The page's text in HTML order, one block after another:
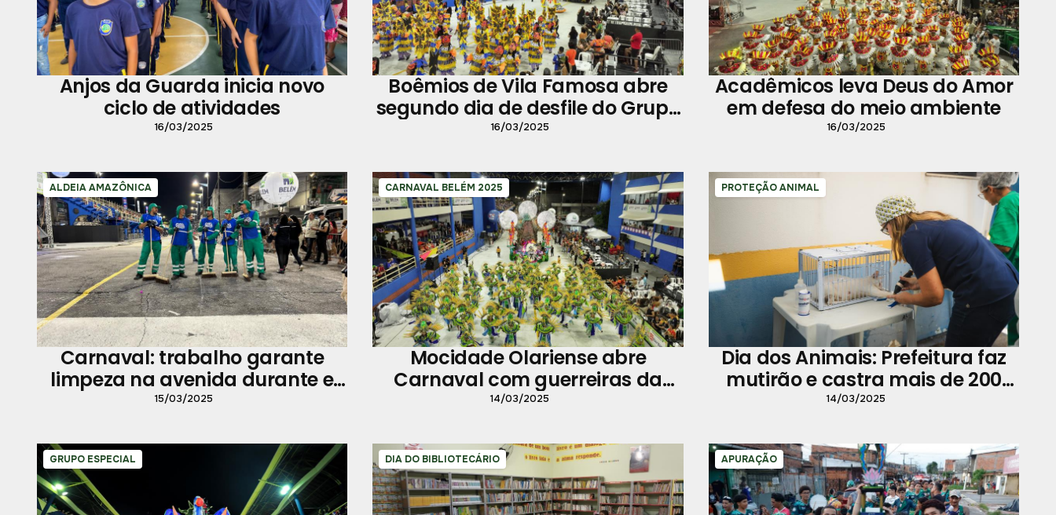
Anjos da Guarda inicia novo
ciclo de atividades
16/03/2025
Boêmios de Vila Famosa abre
segundo dia de desfile do Grupo
Especial
16/03/2025
Acadêmicos leva Deus do Amor
em defesa do meio ambiente
16/03/2025
ALDEIA AMAZÔNICA
Carnaval: trabalho garante
limpeza na avenida durante e
após desfiles
15/03/2025
CARNAVAL BELÉM 2025
Mocidade Olariense abre
Carnaval com guerreiras da
Amazônia
14/03/2025
PROTEÇÃO ANIMAL
Dia dos Animais: Prefeitura faz
mutirão e castra mais de 200
pets
14/03/2025
GRUPO ESPECIAL DIA DO BIBLIOTECÁRIO APURAÇÃO